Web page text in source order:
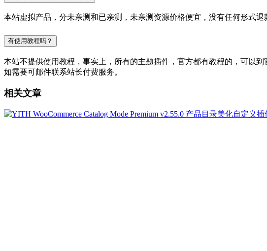
本站虚拟产品，分未亲测和已亲测，未亲测资源价格便宜，没有任何形式
有使用教程吗？
本站不提供使用教程，事实上，所有的主题插件，官方都有教程的，可以
如需要可邮件联系站长付费服务。
相关文章